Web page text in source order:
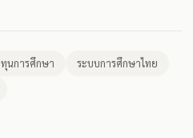
ทุนการศึกษา
ระบบการศึกษาไทย